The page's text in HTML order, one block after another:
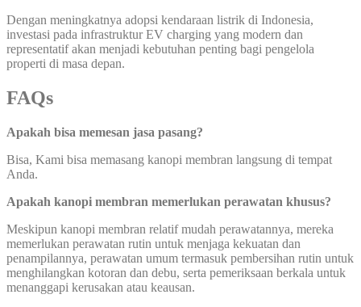
Dengan meningkatnya adopsi kendaraan listrik di Indonesia,
investasi pada infrastruktur EV charging yang modern dan
representatif akan menjadi kebutuhan penting bagi pengelola
properti di masa depan.
FAQs
Apakah bisa memesan jasa pasang?
Bisa, Kami bisa memasang kanopi membran langsung di tempat
Anda.
Apakah kanopi membran memerlukan perawatan khusus?
Meskipun kanopi membran relatif mudah perawatannya, mereka
memerlukan perawatan rutin untuk menjaga kekuatan dan
penampilannya, perawatan umum termasuk pembersihan rutin untuk
menghilangkan kotoran dan debu, serta pemeriksaan berkala untuk
menanggapi kerusakan atau keausan.